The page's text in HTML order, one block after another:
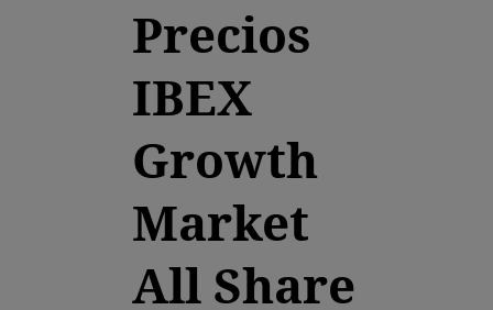
Precios
IBEX
Growth
Market
All Share